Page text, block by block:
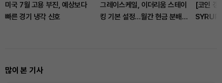
미국 7월 고용 부진, 예상보다
빠른 경기 냉각 신호
그레이스케일, 이더리움 스테이
킹 기본 설정…월간 현금 분배로
[코인 갱
많이 본 기사